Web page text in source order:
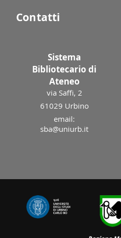
Contatti
Sistema
Bibliotecario di
Ateneo
via Saffi, 2
61029 Urbino
email:
sba@uniurb.it